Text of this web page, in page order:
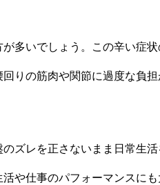
多いでしょう。この辛い症
りの筋肉や関節に過度な負
ズレを正さないまま日常生
や仕事のパフォーマンスに